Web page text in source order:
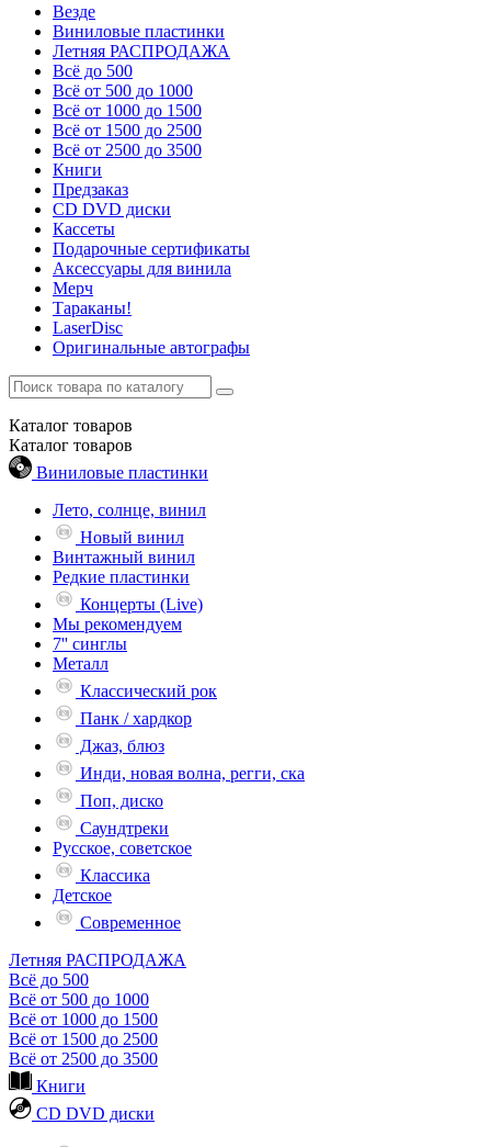
Везде
Виниловые пластинки
Летняя РАСПРОДАЖА
Всё до 500
Всё от 500 до 1000
Всё от 1000 до 1500
Всё от 1500 до 2500
Всё от 2500 до 3500
Книги
Предзаказ
CD DVD диски
Кассеты
Подарочные сертификаты
Аксессуары для винила
Мерч
Тараканы!
LaserDisc
Оригинальные автографы
Каталог товаров
Каталог товаров
Виниловые пластинки
Лето, солнце, винил
Новый винил
Винтажный винил
Редкие пластинки
Концерты (Live)
Мы рекомендуем
7'' синглы
Металл
Классический рок
Панк / хардкор
Джаз, блюз
Инди, новая волна, регги, ска
Поп, диско
Саундтреки
Русское, советское
Классика
Детское
Современное
Летняя РАСПРОДАЖА
Всё до 500
Всё от 500 до 1000
Всё от 1000 до 1500
Всё от 1500 до 2500
Всё от 2500 до 3500
Книги
CD DVD диски